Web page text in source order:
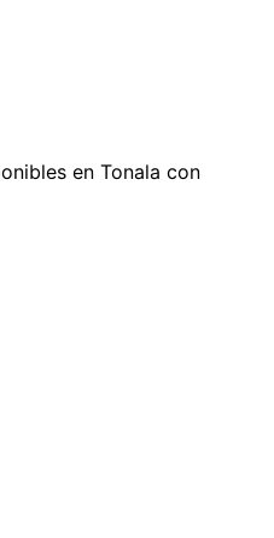
en Tonala con